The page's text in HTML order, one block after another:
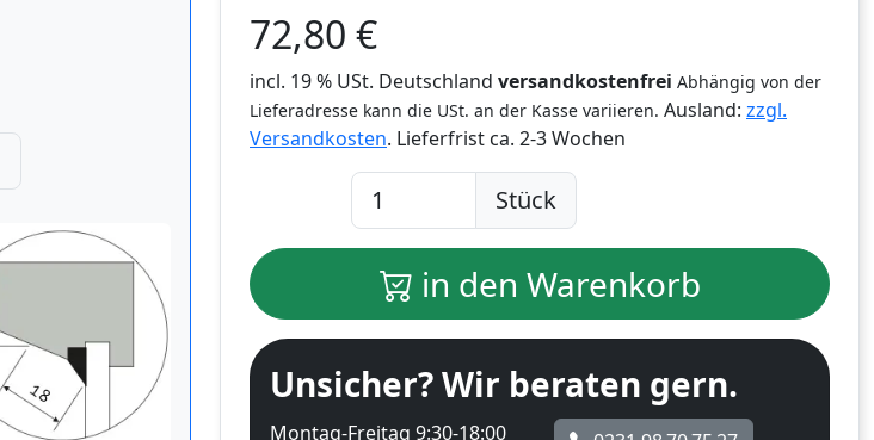
72,80 €
incl. 19 % USt. Deutschland versandkostenfrei Abhängig von der
Lieferadresse kann die USt. an der Kasse variieren. Ausland: zzgl.
Versandkosten. Lieferfrist ca. 2-3 Wochen
Stück
in den Warenkorb
Unsicher? Wir beraten gern.
Montag-Freitag 9:30-18:00